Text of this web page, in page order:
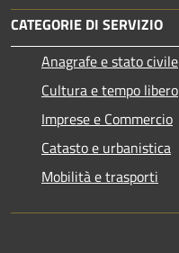
CATEGORIE DI SERVIZIO
Anagrafe e stato civile
Cultura e tempo libero
Imprese e Commercio
Catasto e urbanistica
Mobilità e trasporti